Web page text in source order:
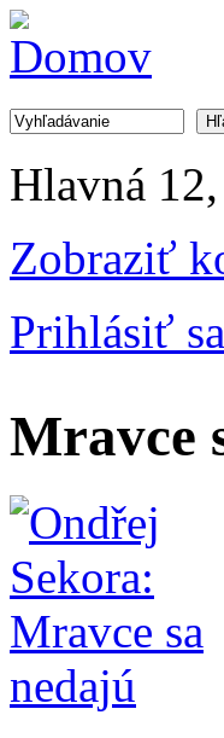
Jump to Navigation
Vyhľadávanie
Hlavná
Zobraziť
Prihlásiť sa
Mravce